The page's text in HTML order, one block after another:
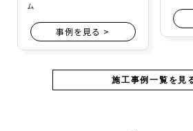
ム
事例を見る >
施工事例一覧を見